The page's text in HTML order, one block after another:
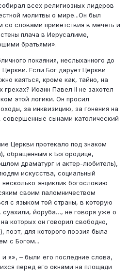
всех религиозных лидеров
молитвы о мире...Он был
словами приветствия в мечеть и
плача в Иерусалиме,
братьями».
покаяния, неслыханного до
Если Бог дарует Церкви
каяться, кроме как, тайно, на
грехах? Иоанн Павел II не захотел
этой логики. Он просил
за инквизицию, за гонения на
совершенные сынами католический
Церкви протекало под знаком
обращенным к Богородице,
драматург и актер-любитель),
искусства, социальный
энциклик богословию
своим паломничеством
с языком той страны, в которую
суахили, йоруба…, не говоря уже о
которых он говорил свободно,
поэт, для которого поэзия была
с Богом...
я», – были его последние слова,
перед его окнами на площади